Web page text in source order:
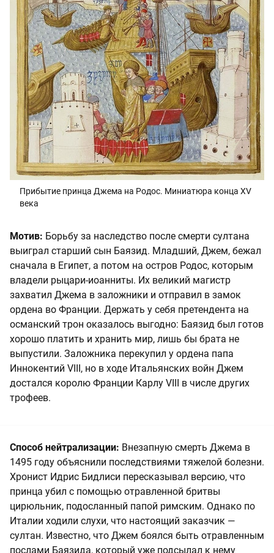
Прибытие принца Джема на Родос. Миниатюра конца XV
века
Мотив: Борьбу за наследство после смерти султана
выиграл старший сын Баязид. Младший, Джем, бежал
сначала в Египет, а потом на остров Родос, которым
владели рыцари-иоанниты. Их великий магистр
захватил Джема в заложники и отправил в замок
ордена во Франции. Держать у себя претендента на
османский трон оказалось выгодно: Баязид был готов
хорошо платить и хранить мир, лишь бы брата не
выпустили. Заложника перекупил у ордена папа
Иннокентий VIII, но в ходе Итальянских войн Джем
достался королю Франции Карлу VIII в числе других
трофеев.
Способ нейтрализации: Внезапную смерть Джема в
1495 году объяснили последствиями тяжелой болезни.
Хронист Идрис Бидлиси пересказывал версию, что
принца убил с помощью отравленной бритвы
цирюльник, подосланный папой римским. Однако по
Италии ходили слухи, что настоящий заказчик —
султан. Известно, что Джем боялся быть отравленным
послами Баязида, который уже подсылал к нему